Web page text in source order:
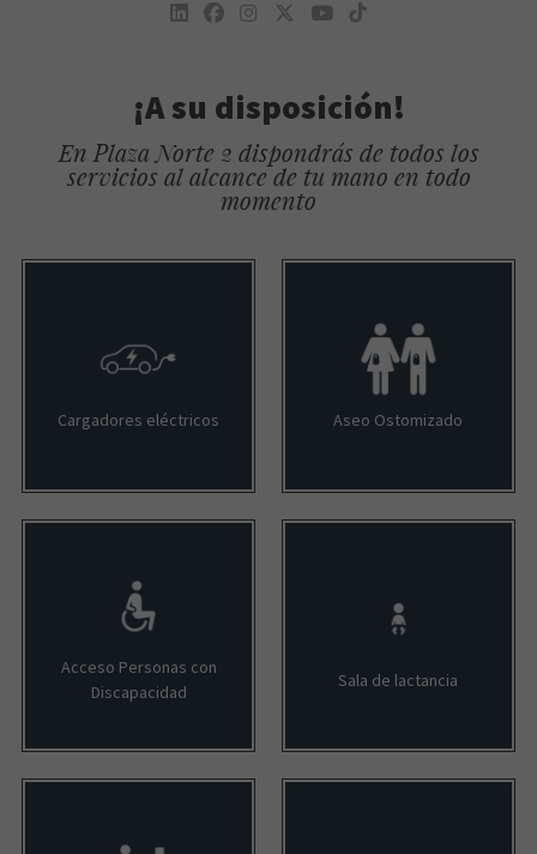
¡A su disposición!
En Plaza Norte 2 dispondrás de todos los
servicios al alcance de tu mano en todo
momento
Cargadores eléctricos Aseo Ostomizado
Acceso Personas con
Discapacidad
Sala de lactancia